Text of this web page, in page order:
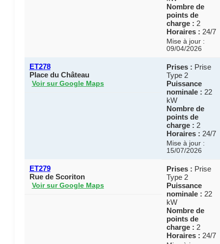
Nombre de
points de
charge : 2
Horaires : 24/7
Mise à jour :
09/04/2026
ET278
Place du Château
Voir sur Google Maps
Prises : Prise
Type 2
Puissance
nominale : 22
kW
Nombre de
points de
charge : 2
Horaires : 24/7
Mise à jour :
15/07/2026
ET279
Rue de Scoriton
Voir sur Google Maps
Prises : Prise
Type 2
Puissance
nominale : 22
kW
Nombre de
points de
charge : 2
Horaires : 24/7